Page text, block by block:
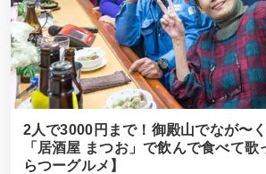
2人で3000円まで！御殿山でなが〜
「居酒屋 まつお」で飲んで食べて
らつーグルメ】